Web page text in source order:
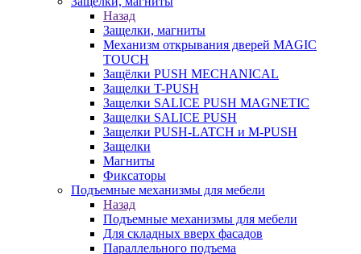
Назад
Защелки, магниты
Механизм открывания дверей MAGIC
TOUCH
Защёлки PUSH MECHANICAL
Защелки T-PUSH
Защелки SALICE PUSH MAGNETIC
Защелки SALICE PUSH
Защелки PUSH-LATCH и M-PUSH
Защелки
Магниты
Фиксаторы
Подъемные механизмы для мебели
Назад
Подъемные механизмы для мебели
Для складных вверх фасадов
Параллельного подъема